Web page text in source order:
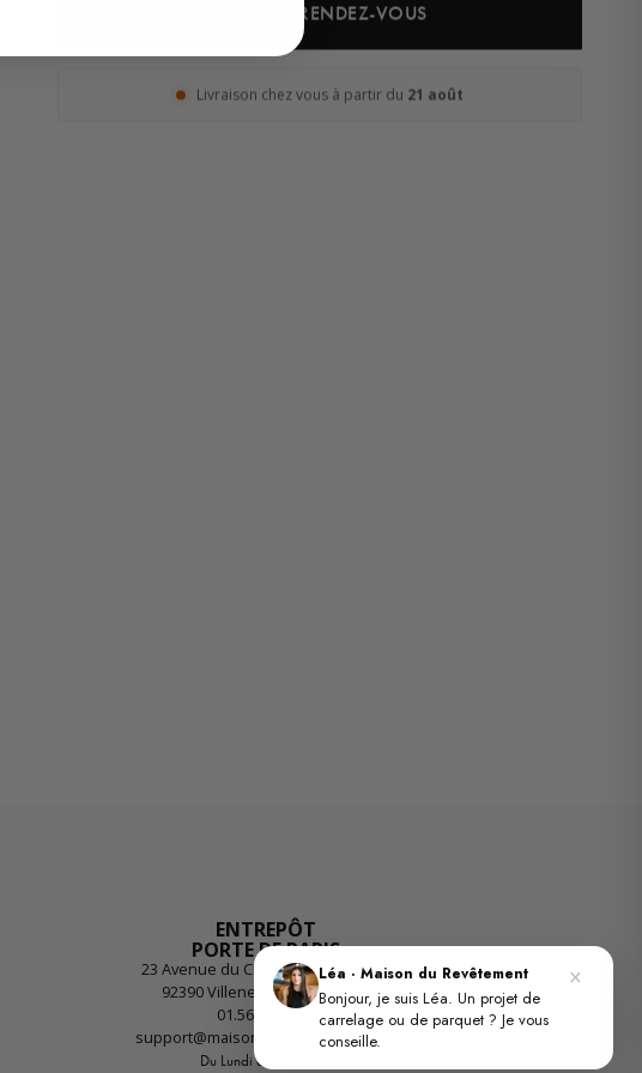
PRENDRE RENDEZ-VOUS
Livraison chez vous à partir du 21 août
ENTREPÔT
PORTE DE PARIS
23 Avenue du Chemin des Reniers
92390 Villeneuve-la-Garenne
01.56.55.55.26
support@maisondurevetement.com
Du Lundi au Vendredi
×
Léa · Maison du Revêtement
Bonjour, je suis Léa. Un projet de
carrelage ou de parquet ? Je vous
conseille.